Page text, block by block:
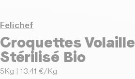
Felichef
Croquettes
Stérilisé Bio
5Kg | 13.41 €/Kg